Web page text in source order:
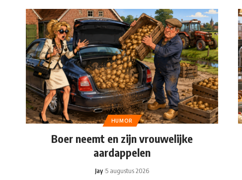
HUMOR
Boer neemt en zijn vrouwelijke
aardappelen
Jay 5 augustus 2026